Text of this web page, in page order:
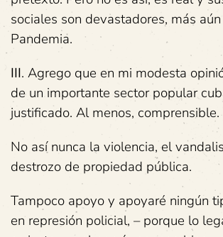
sociales son devastadores, más
Pandemia.
III. Agrego que en mi modesta
de un importante sector popular
justificado. Al menos, comprensible.
No así nunca la violencia, el
destrozo de propiedad pública.
Tampoco apoyo y apoyaré ningún
en represión policial, – porque lo